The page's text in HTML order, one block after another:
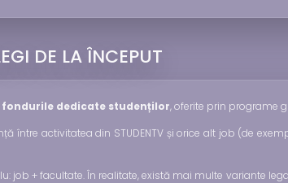
DE LA ÎNCEPUT
fondurile dedicate studenților, oferite prin programe
între activitatea din STUDENTV și orice alt job (de
job + facultate. În realitate, există mai multe variante